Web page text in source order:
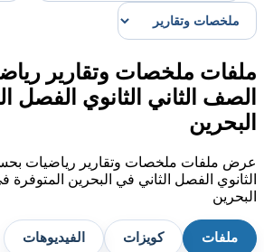
ملفات ملخصات وتقارير
الصف الثاني الثانوي الفصل
البحرين
عرض ملفات ملخصات وتقارير رياضيات
الثانوي الفصل الثاني في البحرين
البحرين
ملفات كويزات الفيديوهات